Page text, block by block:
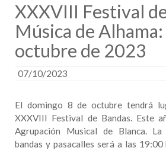
XXXVIII Festival
Música de
octubre de 2023
07/10/2023
El domingo 8 de octubre tendrá
XXXVIII Festival de Bandas. Este
Agrupación Musical de Blanca.
bandas y pasacalles será a las